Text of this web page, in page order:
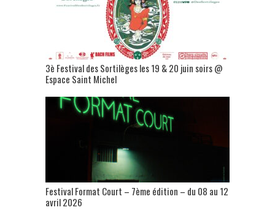
3è Festival des Sortilèges les 19 & 20 juin soirs @
Espace Saint Michel
Festival Format Court – 7ème édition – du 08 au 12
avril 2026